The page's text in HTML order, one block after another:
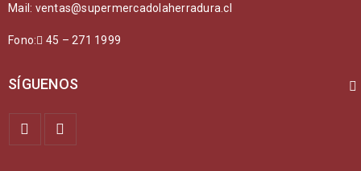
Mail: ventas@supermercadolaherradura.cl
Fono: 45 – 271 1999
SÍGUENOS